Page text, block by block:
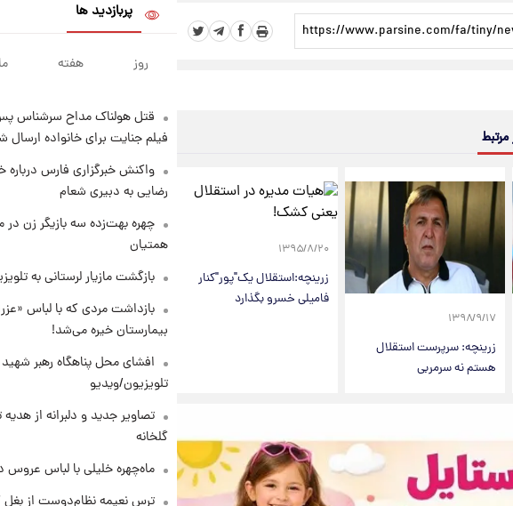
مرتبط
۱۳۹۸/۹/۱۷
زرینچه: سرپرست استقلال
هستم نه سرمربی
۱۳۹۵/۸/۲۰
زرینچه:استقلال یک"پور"کنار
فامیلی خسرو بگذارد
قیمت
سایپا امروز شنبه ۱۷ مرداد ۱۴۰۵
۲۰ ساعت پیش
۱۴۰۵
۲۰ ساعت پیش
بازیکن به درد
مقصد اروپا
۱ روز پیش
تصاویر کمتر
حاجی‌زاده و
پربازدید ها
روز هفته
قتل هولناک مداح سرشناس
فیلم جنایت برای خانواده ارسال
واکنش خبرگزاری فارس
رضایی به دبیری شعام
چهره بهت‌زده سه بازیگر زن در
همتیان
بازگشت مازیار لرستانی به
بازداشت مردی که با لباس
بیمارستان خیره می‌شد!
افشای محل پناهگاه‌ رهبر
تلویزیون/ویدیو
تصاویر جدید و دلبرانه از
گلخانه
ماه‌چهره خلیلی با لباس عروس
ترس نعیمه نظام‌دوست از بغل